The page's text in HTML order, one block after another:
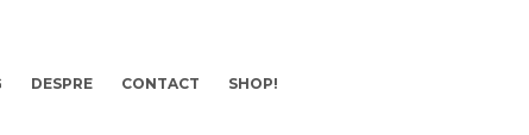
DESPRE CONTACT SHOP!